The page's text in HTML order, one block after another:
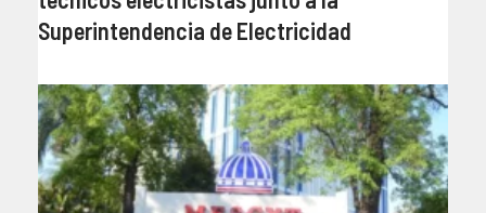
Superintendencia de Electricidad